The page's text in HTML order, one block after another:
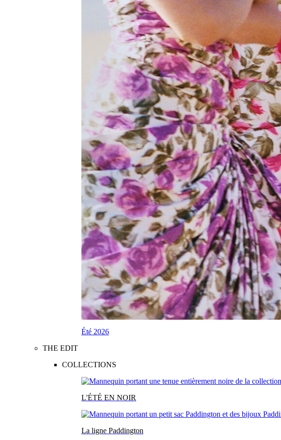
Été 2026
THE EDIT
COLLECTIONS
L'ÉTÉ EN NOIR
La ligne Paddington